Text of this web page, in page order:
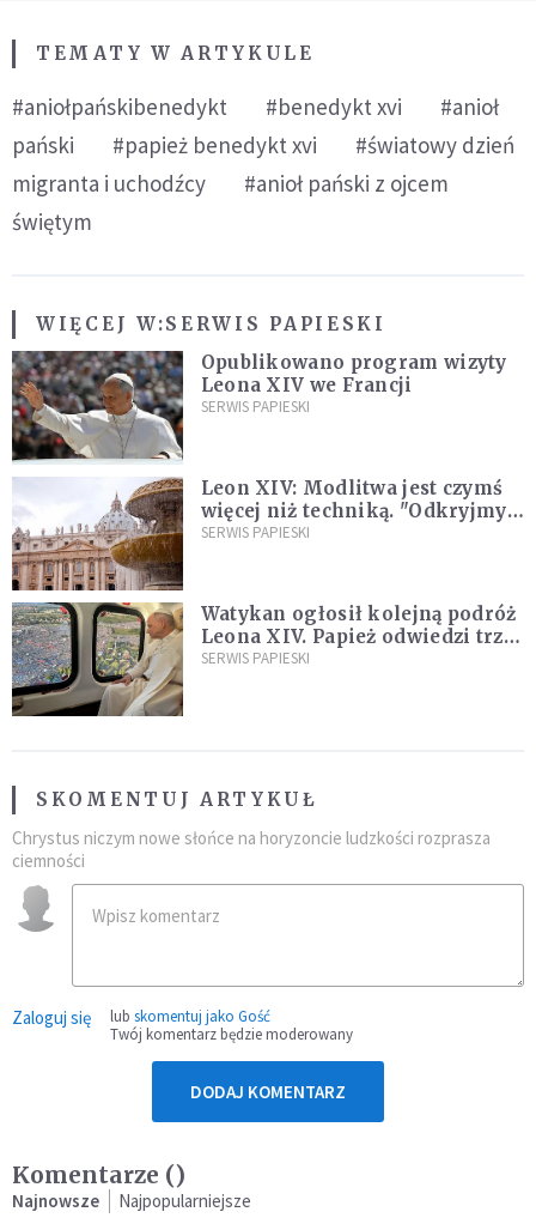
TEMATY W ARTYKULE
#aniołpańskibenedykt #benedykt xvi
#anioł
pański
#papież benedykt xvi
#światowy dzień
migranta i uchodźcy
#anioł pański z ojcem
świętym
WIĘCEJ W:SERWIS PAPIESKI
Opublikowano program wizyty
Leona XIV we Francji
SERWIS PAPIESKI
Leon XIV: Modlitwa jest czymś
więcej niż techniką. "Odkryjmy
ją na nowo"
SERWIS PAPIESKI
Watykan ogłosił kolejną podróż
Leona XIV. Papież odwiedzi trzy
kraje Ameryki Południowej
SERWIS PAPIESKI
SKOMENTUJ ARTYKUŁ
Chrystus niczym nowe słońce na horyzoncie ludzkości rozprasza
ciemności
Zaloguj się lub skomentuj jako Gość
Twój komentarz będzie moderowany
DODAJ KOMENTARZ
Komentarze ()
Najnowsze Najpopularniejsze